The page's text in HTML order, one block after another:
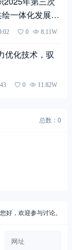
一体化发展新
0 8.11W
优化技术，驭
0 11.82W
总数：0
您好，欢迎参与讨论。